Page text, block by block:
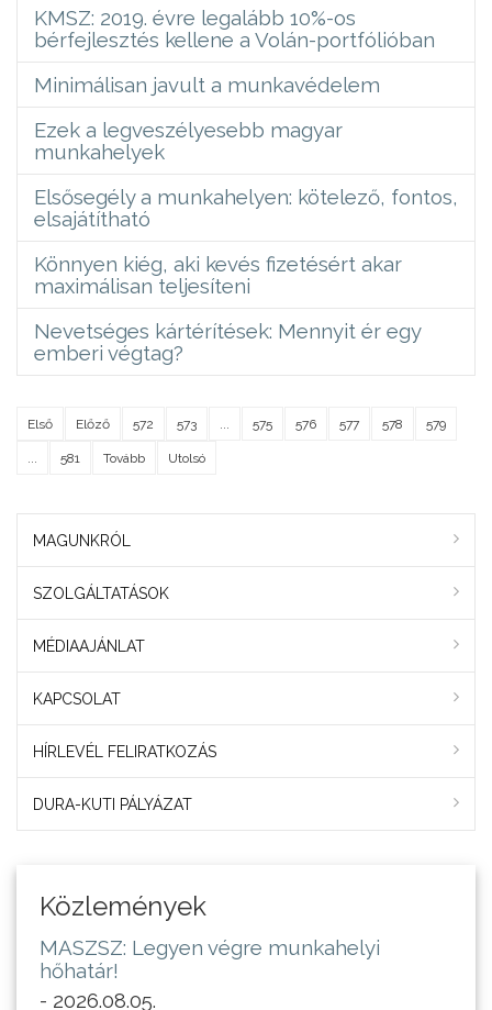
KMSZ: 2019. évre legalább 10%-os
bérfejlesztés kellene a Volán-portfólióban
Minimálisan javult a munkavédelem
Ezek a legveszélyesebb magyar
munkahelyek
Elsősegély a munkahelyen: kötelező, fontos,
elsajátítható
Könnyen kiég, aki kevés fizetésért akar
maximálisan teljesíteni
Nevetséges kártérítések: Mennyit ér egy
emberi végtag?
Első Előző 572 573 575 576 577 578 579
581 Tovább Utolsó
MAGUNKRÓL
SZOLGÁLTATÁSOK
MÉDIAAJÁNLAT
KAPCSOLAT
HÍRLEVÉL FELIRATKOZÁS
DURA-KUTI PÁLYÁZAT
Közlemények
MASZSZ: Legyen végre munkahelyi
hőhatár!
- 2026.08.05.